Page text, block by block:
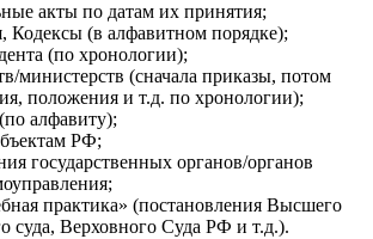
акты по датам их принятия;
Кодексы (в алфавитном порядке);
(по хронологии);
министерств (сначала приказы, потом
положения и т.д. по хронологии);
алфавиту);
РФ;
государственных органов/органов
практика» (постановления Высшего
суда, Верховного Суда РФ и т.д.).